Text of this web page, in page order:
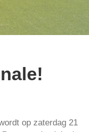
op zaterdag 21